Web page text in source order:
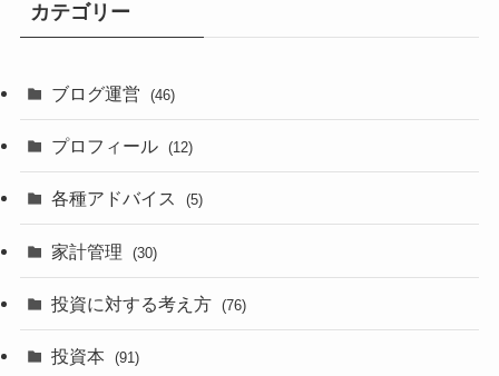
カテゴリー
ブログ運営 (46)
プロフィール (12)
各種アドバイス (5)
家計管理 (30)
投資に対する考え方 (76)
投資本 (91)